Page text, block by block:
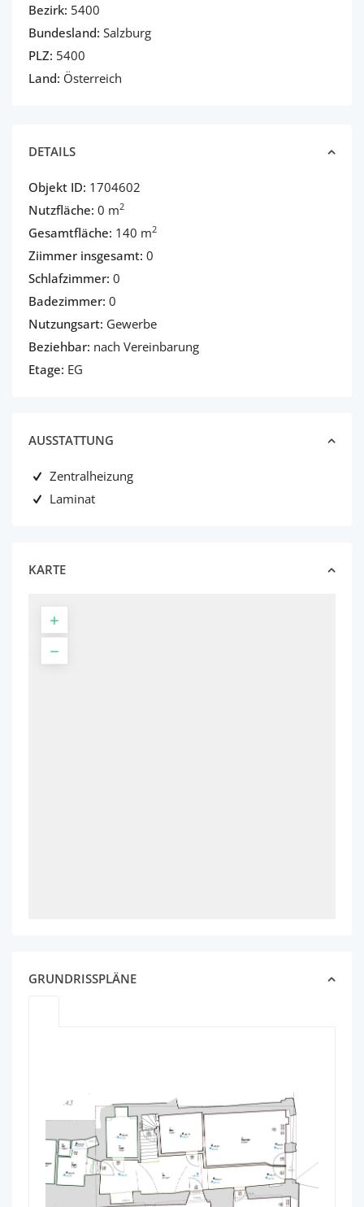
Bezirk: 5400
Bundesland: Salzburg
PLZ: 5400
Land: Österreich
DETAILS
Objekt ID: 1704602
Nutzfläche: 0 m2
Gesamtfläche: 140 m2
Ziimmer insgesamt: 0
Schlafzimmer: 0
Badezimmer: 0
Nutzungsart: Gewerbe
Beziehbar: nach Vereinbarung
Etage: EG
AUSSTATTUNG
Zentralheizung
Laminat
KARTE
GRUNDRISSPLÄNE